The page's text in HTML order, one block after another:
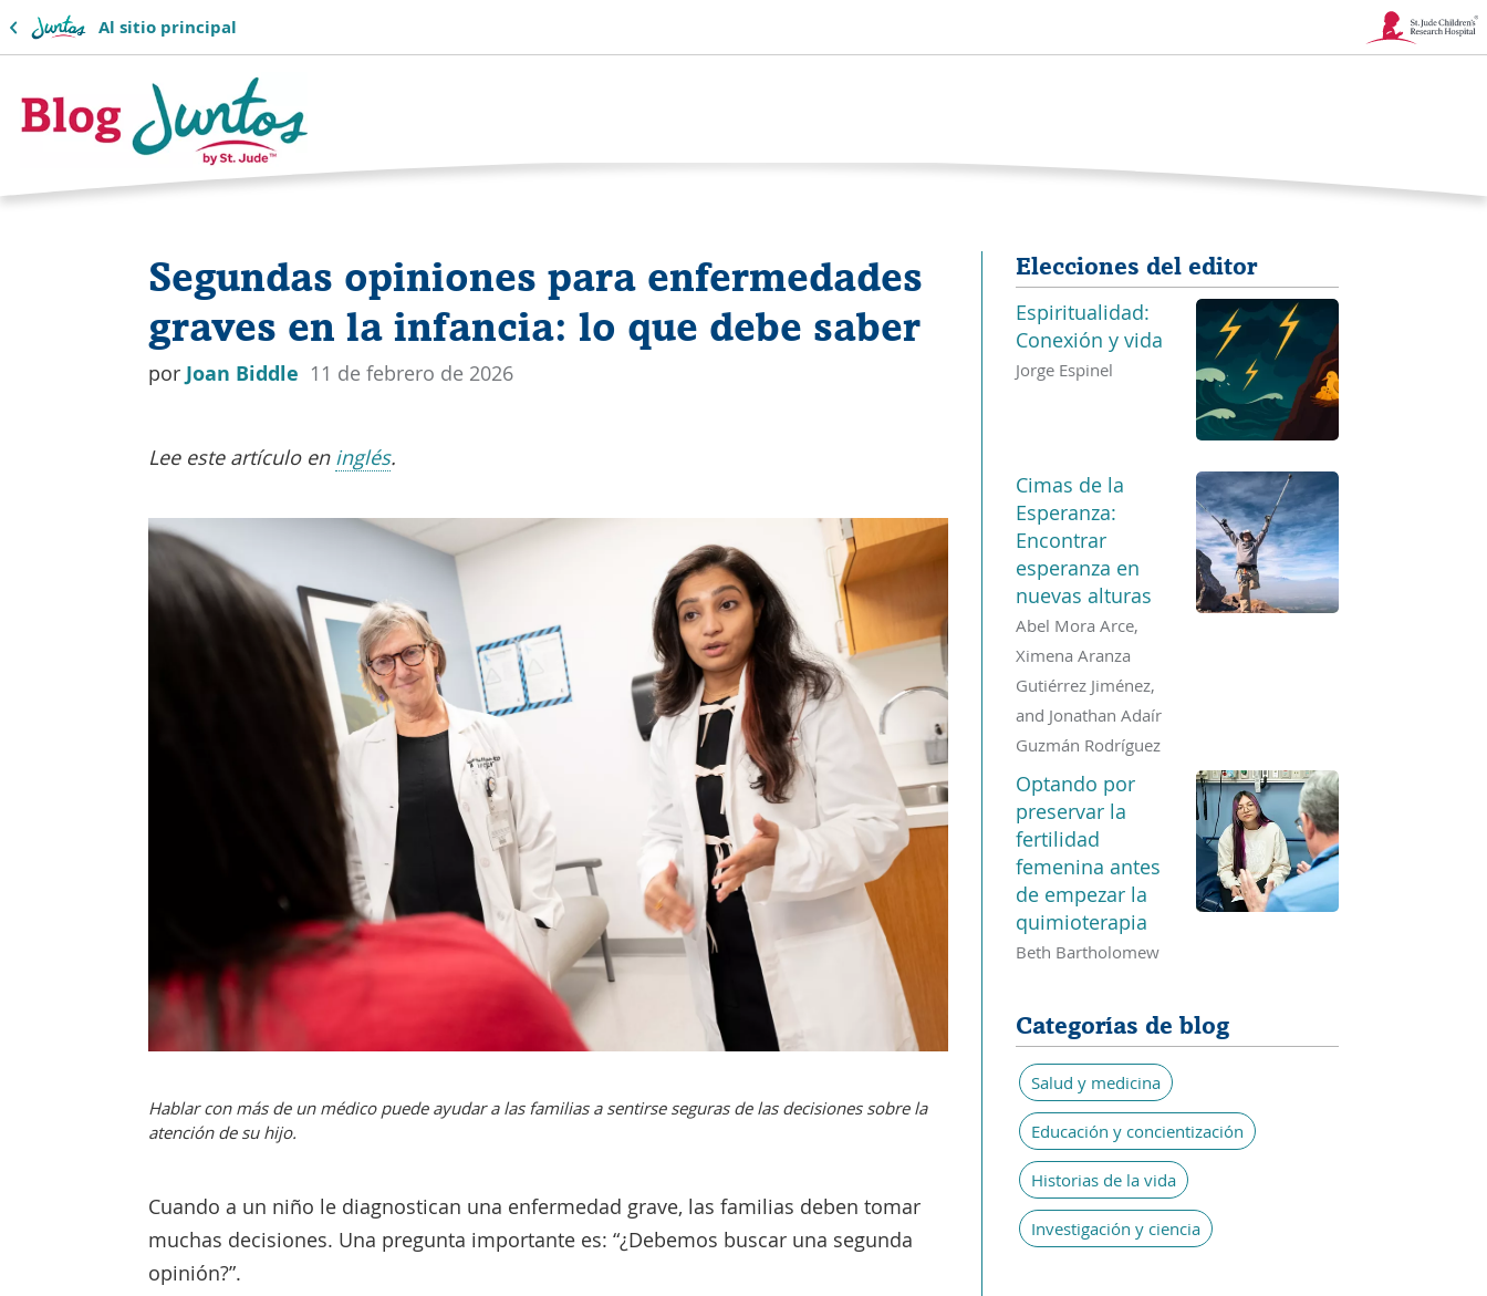
Al sitio principal
Enlace
en
Logotipo
Segundas opiniones para enfermedades
graves en la infancia: lo que debe saber
por Joan Biddle 11 de febrero de 2026
Lee este artículo en inglés.
Hablar con más de un médico puede ayudar a las familias a sentirse seguras de las decisiones sobre la
atención de su hijo.
Cuando a un niño le diagnostican una enfermedad grave, las familias deben tomar
muchas decisiones. Una pregunta importante es: “¿Debemos buscar una segunda
opinión?”.
Elecciones del editor
Espiritualidad:
Conexión y vida
Jorge Espinel
Cimas de la
Esperanza:
Encontrar
esperanza en
nuevas alturas
Abel Mora Arce,
Ximena Aranza
Gutiérrez Jiménez,
and Jonathan Adaír
Guzmán Rodríguez
Optando por
preservar la
fertilidad
femenina antes
de empezar la
quimioterapia
Beth Bartholomew
Categorías de blog
Salud y medicina
Educación y concientización
Historias de la vida
Investigación y ciencia